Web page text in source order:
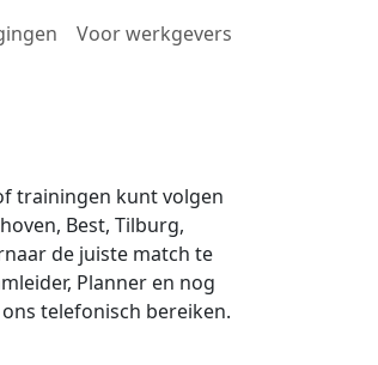
Voor werkgevers
trainingen kunt volgen
Best, Tilburg,
de juiste match te
Planner en nog
telefonisch bereiken.